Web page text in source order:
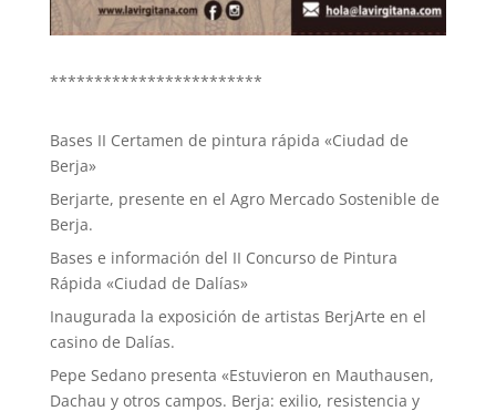
************************
Bases II Certamen de pintura rápida «Ciudad de
Berja»
Berjarte, presente en el Agro Mercado Sostenible de
Berja.
Bases e información del II Concurso de Pintura
Rápida «Ciudad de Dalías»
Inaugurada la exposición de artistas BerjArte en el
casino de Dalías.
Pepe Sedano presenta «Estuvieron en Mauthausen,
Dachau y otros campos. Berja: exilio, resistencia y